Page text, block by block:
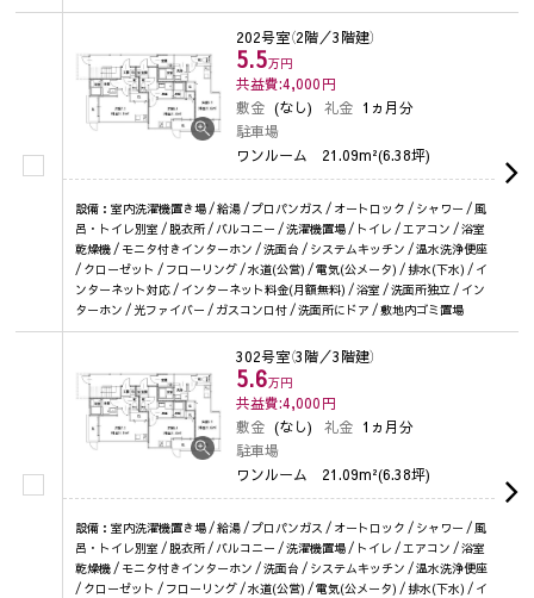
202号室（2階／3階建）
5.5万円
共益費:4,000円
敷金 (なし) 礼金 1ヵ月分
駐車場
ワンルーム 21.09m²(6.38坪)
設備：室内洗濯機置き場 / 給湯 / プロパンガス / オートロック / シャワー / 風
呂・トイレ別室 / 脱衣所 / バルコニー / 洗濯機置場 / トイレ / エアコン / 浴室
乾燥機 / モニタ付きインターホン / 洗面台 / システムキッチン / 温水洗浄便座
/ クローゼット / フローリング / 水道(公営) / 電気(公メータ) / 排水(下水) / イ
ンターネット対応 / インターネット料金(月額無料) / 浴室 / 洗面所独立 / イン
ターホン / 光ファイバー / ガスコンロ付 / 洗面所にドア / 敷地内ゴミ置場
302号室（3階／3階建）
5.6万円
共益費:4,000円
敷金 (なし) 礼金 1ヵ月分
駐車場
ワンルーム 21.09m²(6.38坪)
設備：室内洗濯機置き場 / 給湯 / プロパンガス / オートロック / シャワー / 風
呂・トイレ別室 / 脱衣所 / バルコニー / 洗濯機置場 / トイレ / エアコン / 浴室
乾燥機 / モニタ付きインターホン / 洗面台 / システムキッチン / 温水洗浄便座
/ クローゼット / フローリング / 水道(公営) / 電気(公メータ) / 排水(下水) / イ